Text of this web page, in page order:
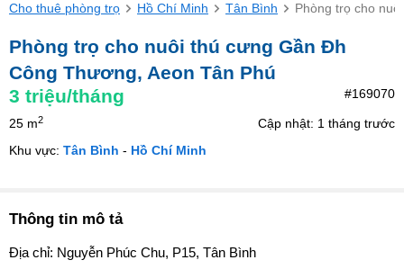
Cho thuê phòng trọ Hồ Chí Minh Tân Bình Phòng trọ cho
Phòng trọ cho nuôi thú cưng Gần Đh
Công Thương, Aeon Tân Phú
3 triệu/tháng #169070
25 m2
Cập nhật: 1 tháng trước
Khu vực: Tân Bình - Hồ Chí Minh
Thông tin mô tả
Địa chỉ: Nguyễn Phúc Chu, P15, Tân Bình